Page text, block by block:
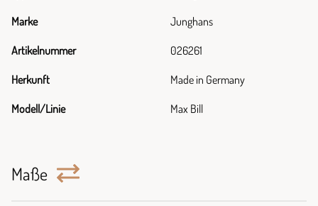
Marke Junghans
Artikelnummer 026261
Herkunft Made in Germany
Modell/Linie Max Bill
Maße